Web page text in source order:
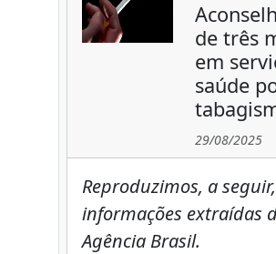
de três
em
saúde
29/08/2025
Reproduzimos, a seguir,
informações extraídas
Agência Brasil.